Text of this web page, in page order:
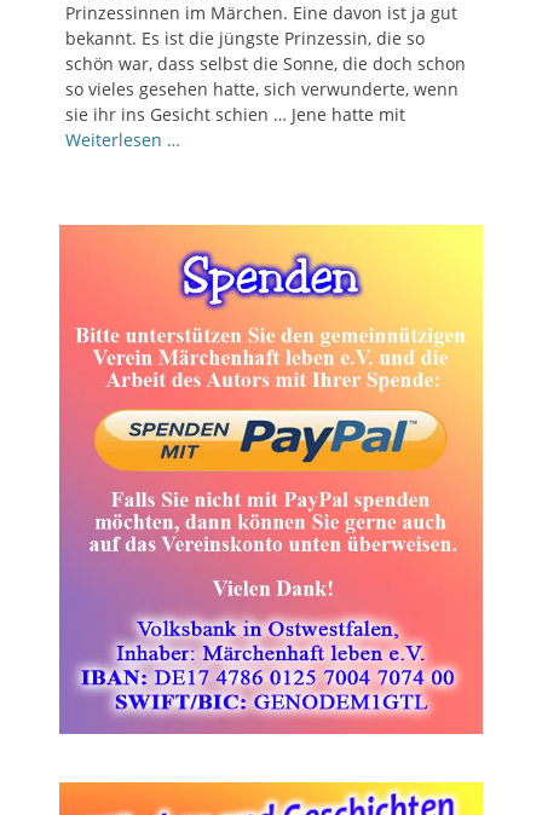
Prinzessinnen im Märchen. Eine davon ist ja gut
bekannt. Es ist die jüngste Prinzessin, die so
schön war, dass selbst die Sonne, die doch schon
so vieles gesehen hatte, sich verwunderte, wenn
sie ihr ins Gesicht schien … Jene hatte mit
Weiterlesen …